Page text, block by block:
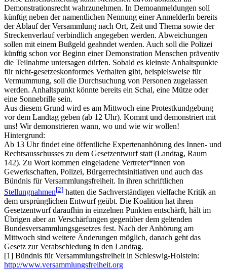
Demonstrationsrecht wahrzunehmen. In Demoanmeldungen soll
künftig neben der namentlichen Nennung einer AnmelderIn bereits
der Ablauf der Versammlung nach Ort, Zeit und Thema sowie der
Streckenverlauf verbindlich angegeben werden. Abweichungen
sollen mit einem Bußgeld geahndet werden. Auch soll die Polizei
künftig schon vor Beginn einer Demonstration Menschen präventiv
die Teilnahme untersagen dürfen. Sobald es kleinste Anhaltspunkte
für nicht-gesetzeskonformes Verhalten gibt, beispielsweise für
Vermummung, soll die Durchsuchung von Personen zugelassen
werden. Anhaltspunkt könnte bereits ein Schal, eine Mütze oder
eine Sonnebrille sein.
Aus diesem Grund wird es am Mittwoch eine Protestkundgebung
vor dem Landtag geben (ab 12 Uhr). Kommt und demonstriert mit
uns! Wir demonstrieren wann, wo und wie wir wollen!
Hintergrund:
Ab 13 Uhr findet eine öffentliche Expertenanhörung des Innen- und
Rechtsausschusses zu dem Gesetzentwurf statt (Landtag, Raum
142). Zu Wort kommen eingeladene Vertreter*innen von
Gewerkschaften, Polizei, Bürgerrechtsinitiativen und auch das
Bündnis für Versammlungsfreiheit. In ihren schriftlichen
Stellungnahmen[2] hatten die Sachverständigen vielfache Kritik an
dem ursprünglichen Entwurf geübt. Die Koalition hat ihren
Gesetzentwurf daraufhin in einzelnen Punkten entschärft, hält im
Übrigen aber an Verschärfungen gegenüber dem geltenden
Bundesversammlungsgesetzes fest. Nach der Anhörung am
Mittwoch sind weitere Änderungen möglich, danach geht das
Gesetz zur Verabschiedung in den Landtag.
[1] Bündnis für Versammlungsfreiheit in Schleswig-Holstein:
http://www.versammlungsfreiheit.org